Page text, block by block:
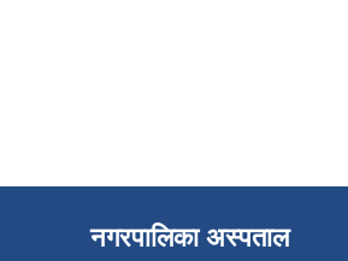
नगरपालिका अस्पताल